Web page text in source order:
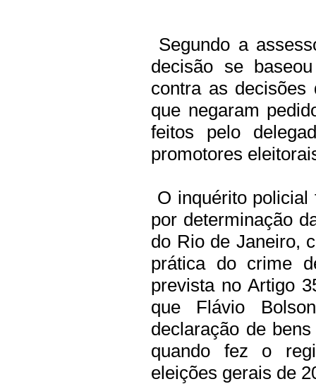
Segundo a
decisão se
contra as decisões
que negaram
feitos pelo
promotores
O inquérito
por determinação
do Rio de Janeiro,
prática do crime
prevista no Artigo
que Flávio
declaração de
quando fez o
eleições gerais de